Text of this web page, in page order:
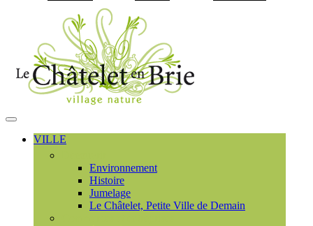
MENU
PRINCIPAL
VILLE
Environnement
Histoire
Jumelage
Le Châtelet, Petite Ville de Demain